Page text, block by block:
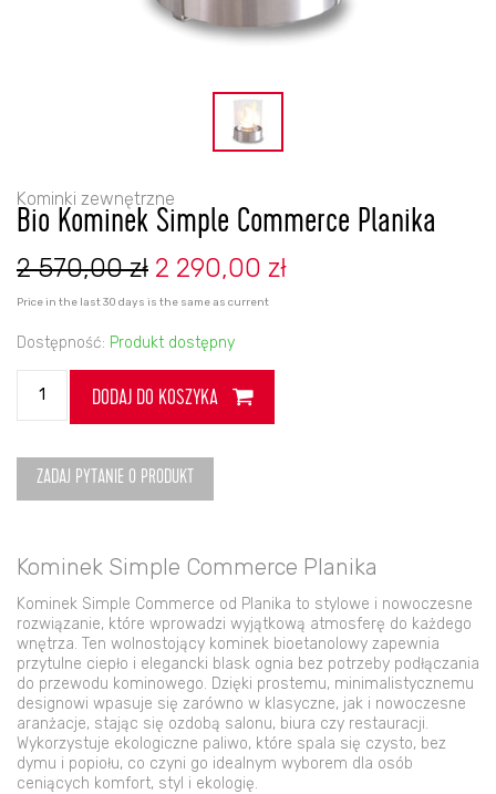
Kominki zewnętrzne
Bio Kominek Simple Commerce Planika
2 570,00zł Pierwotna
cena
wynosiła:
570,00 zł.
2 290,00 złAktualna
Price in the last 30 days is the same as current
Dostępność: Produkt dostępny
Kominek
Simple
Commerce
Planika
DODAJ DO KOSZYKA
ZADAJ PYTANIE O PRODUKT
Kominek Simple Commerce Planika
Kominek Simple Commerce od Planika to stylowe i nowoczesne
rozwiązanie, które wprowadzi wyjątkową atmosferę do każdego
wnętrza. Ten wolnostojący kominek bioetanolowy zapewnia
przytulne ciepło i elegancki blask ognia bez potrzeby podłączania
do przewodu kominowego. Dzięki prostemu, minimalistycznemu
designowi wpasuje się zarówno w klasyczne, jak i nowoczesne
aranżacje, stając się ozdobą salonu, biura czy restauracji.
Wykorzystuje ekologiczne paliwo, które spala się czysto, bez
dymu i popiołu, co czyni go idealnym wyborem dla osób
ceniących komfort, styl i ekologię.